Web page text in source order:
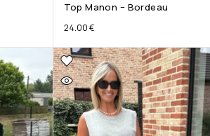
Top Manon – Bordeau
24.00€